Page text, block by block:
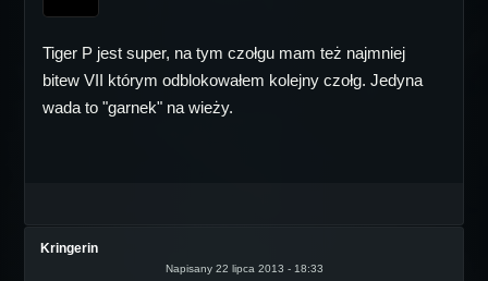
Tiger P jest super, na tym czołgu mam też najmniej
bitew VII którym odblokowałem kolejny czołg. Jedyna
wada to "garnek" na wieży.
Kringerin
Napisany 22 lipca 2013 - 18:33